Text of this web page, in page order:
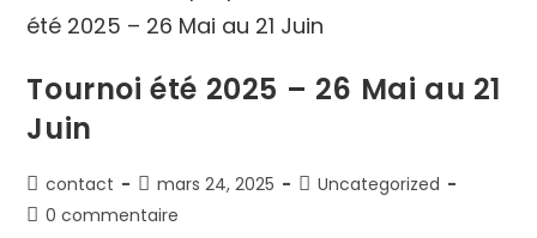
Tournoi été 2025 – 26 Mai au 21
Juin
contact mars 24, 2025
Uncategorized
0 commentaire